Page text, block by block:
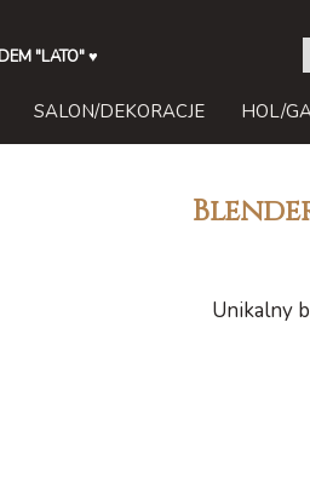
"LATO"♥
SALON/DEKORACJE HOL/
Unikalny